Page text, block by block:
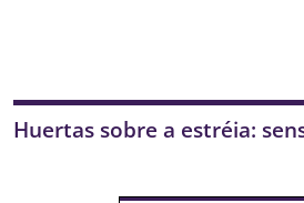
Huertas sobre a estréia: